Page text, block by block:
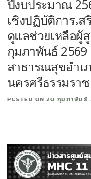
คู่มือ สำหรับบุคลาก
ปีงบประมาณ
เชิงปฏิบัติการเส
ดูแลช่วยเหลือผู้
กุมภาพันธ์
สาธารณสุขอำเ
นครศรีธรรมราช
POSTED ON 20 กุมภาพันธ์